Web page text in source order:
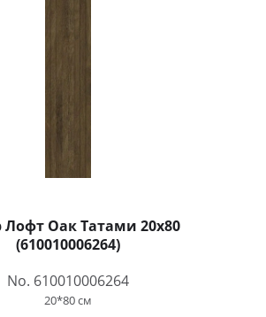
Лофт Оак Татами 20x80
(610010006264)
No. 610010006264
20*80 см